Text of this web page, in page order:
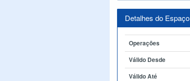
Detalhes do Espaço
Operações
Válido Desde
Válido Até